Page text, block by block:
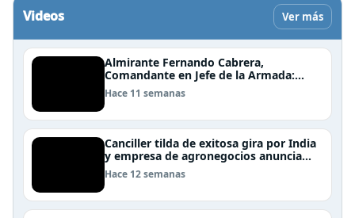
Videos Ver más
Almirante Fernando Cabrera,
Comandante en Jefe de la Armada:
"Somos una nación Americana,
Polinésica y Antártica; bioceánica y
Hace 11 semanas
Canciller tilda de exitosa gira por India
y empresa de agronegocios anuncia
aumento de importaciones chilenas
Hace 12 semanas